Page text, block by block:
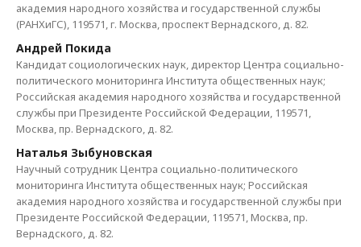
академия народного хозяйства и государственной службы
(РАНХиГС), 119571, г. Москва, проспект Вернадского, д. 82.
Андрей Покида
Кандидат социологических наук, директор Центра социально-
политического мониторинга Института общественных наук;
Российская академия народного хозяйства и государственной
службы при Президенте Российской Федерации, 119571,
Москва, пр. Вернадского, д. 82.
Наталья Зыбуновская
Научный сотрудник Центра социально-политического
мониторинга Института общественных наук; Российская
академия народного хозяйства и государственной службы при
Президенте Российской Федерации, 119571, Москва, пр.
Вернадского, д. 82.